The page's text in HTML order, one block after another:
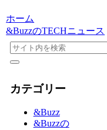
ホーム
&BuzzのTECHニュース
カテゴリー
&Buzz
&Buzzの